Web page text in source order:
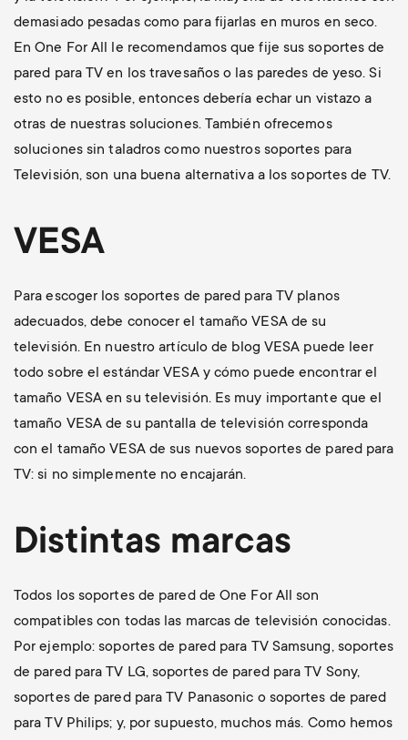
demasiado pesadas como para fijarlas en muros en seco.
En One For All le recomendamos que fije sus soportes de
pared para TV en los travesaños o las paredes de yeso. Si
esto no es posible, entonces debería echar un vistazo a
otras de nuestras soluciones. También ofrecemos
soluciones sin taladros como nuestros soportes para
Televisión, son una buena alternativa a los soportes de TV.
VESA
Para escoger los soportes de pared para TV planos
adecuados, debe conocer el tamaño VESA de su
televisión. En nuestro artículo de blog VESA puede leer
todo sobre el estándar VESA y cómo puede encontrar el
tamaño VESA en su televisión. Es muy importante que el
tamaño VESA de su pantalla de televisión corresponda
con el tamaño VESA de sus nuevos soportes de pared para
TV: si no simplemente no encajarán.
Distintas marcas
Todos los soportes de pared de One For All son
compatibles con todas las marcas de televisión conocidas.
Por ejemplo: soportes de pared para TV Samsung, soportes
de pared para TV LG, soportes de pared para TV Sony,
soportes de pared para TV Panasonic o soportes de pared
para TV Philips; y, por supuesto, muchos más. Como hemos